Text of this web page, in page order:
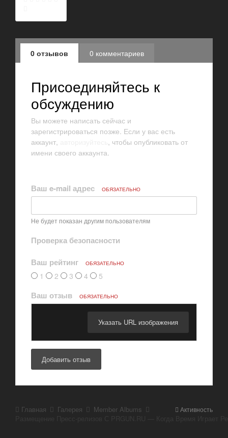
0 отзывов 0 комментариев
Присоединяйтесь к
обсуждению
Вы можете написать сейчас и
зарегистрироваться позже. Если у вас есть
аккаунт,
, чтобы опубликовать от
имени своего аккаунта.
Ваш e-mail адрес ОБЯЗАТЕЛЬНО
Не будет показан другим пользователям
Проверка безопасности
Ваш рейтинг
ОБЯЗАТЕЛЬНО
1 2 3 4 5
Ваш отзыв ОБЯЗАТЕЛЬНО
Указать URL изображения
Добавить отзыв
Активность
Главная Галерея Member Albums